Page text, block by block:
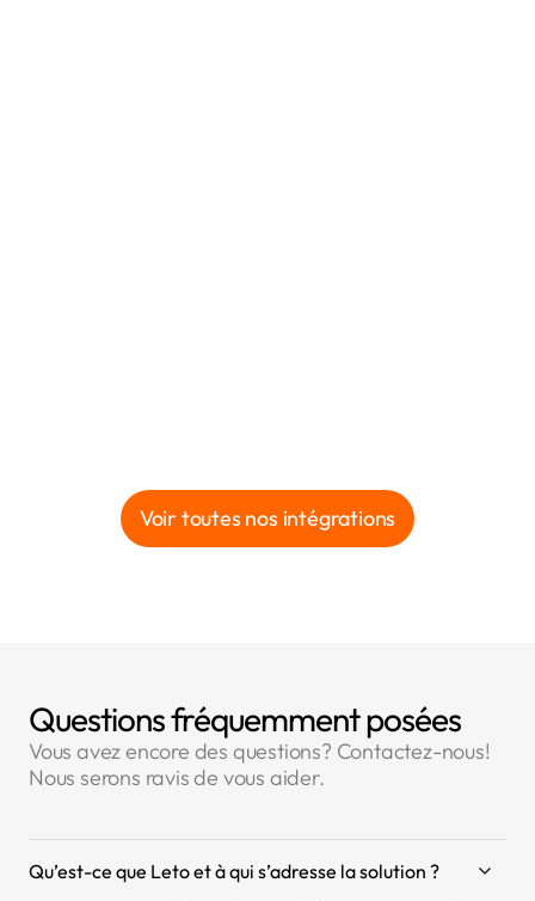
Voir toutes nos intégrations
Questions fréquemment posées
Vous avez encore des questions? Contactez-nous!
Nous serons ravis de vous aider.
Qu’est-ce que Leto et à qui s’adresse la solution ?